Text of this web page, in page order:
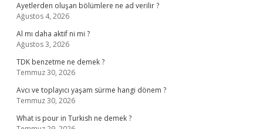
Ayetlerden oluşan bölümlere ne ad verilir ?
Ağustos 4, 2026
Al mı daha aktif ni mi ?
Ağustos 3, 2026
TDK benzetme ne demek ?
Temmuz 30, 2026
Avcı ve toplayıcı yaşam sürme hangi dönem ?
Temmuz 30, 2026
What is pour in Turkish ne demek ?